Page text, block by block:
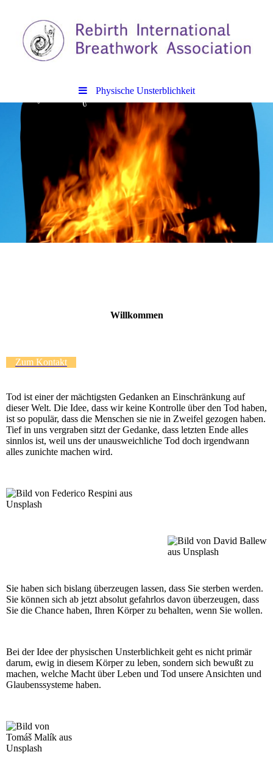
Physische Unsterblichkeit
Willkommen
Zum Kontakt
Tod ist einer der mächtigsten Gedanken an Einschränkung auf
dieser Welt. Die Idee, dass wir keine Kontrolle über den Tod haben,
ist so populär, dass die Menschen sie nie in Zweifel gezogen haben.
Tief in uns vergraben sitzt der Gedanke, dass letzten Ende alles
sinnlos ist, weil uns der unausweichliche Tod doch irgendwann
alles zunichte machen wird.
Sie haben sich bislang überzeugen lassen, dass Sie sterben werden.
Sie können sich ab jetzt absolut gefahrlos davon überzeugen, dass
Sie die Chance haben, Ihren Körper zu behalten, wenn Sie wollen.
Bei der Idee der physischen Unsterblichkeit geht es nicht primär
darum, ewig in diesem Körper zu leben, sondern sich bewußt zu
machen, welche Macht über Leben und Tod unsere Ansichten und
Glaubenssysteme haben.